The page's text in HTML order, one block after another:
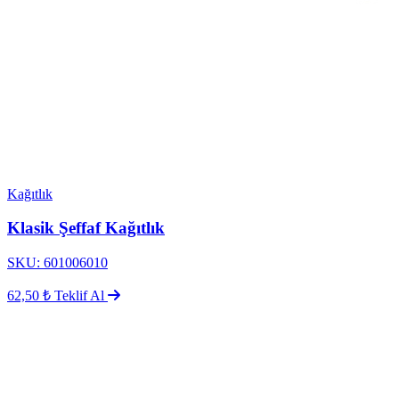
Kağıtlık
Klasik Şeffaf Kağıtlık
SKU: 601006010
62,50 ₺ Teklif Al